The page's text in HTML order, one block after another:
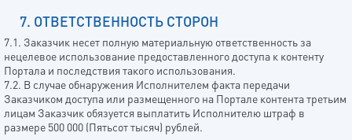
7. ОТВЕТСТВЕННОСТЬ СТОРОН
7.1. Заказчик несет полную материальную ответственность за
нецелевое использование предоставленного доступа к контенту
Портала и последствия такого использования.
7.2. В случае обнаружения Исполнителем факта передачи
Заказчиком доступа или размещенного на Портале контента третьим
лицам Заказчик обязуется выплатить Исполнителю штраф в
размере 500 000 (Пятьсот тысяч) рублей.